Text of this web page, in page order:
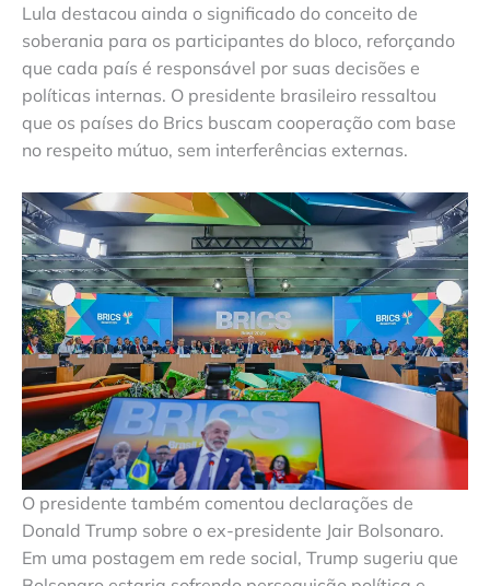
Lula destacou ainda o significado do conceito de
soberania para os participantes do bloco, reforçando
que cada país é responsável por suas decisões e
políticas internas. O presidente brasileiro ressaltou
que os países do Brics buscam cooperação com base
no respeito mútuo, sem interferências externas.
O presidente também comentou declarações de
Donald Trump sobre o ex-presidente Jair Bolsonaro.
Em uma postagem em rede social, Trump sugeriu que